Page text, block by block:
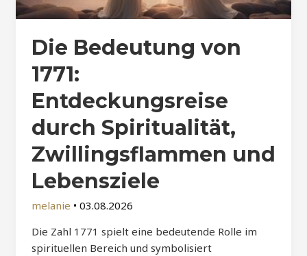
Die Bedeutung von
1771:
Entdeckungsreise
durch Spiritualität,
Zwillingsflammen und
Lebensziele
melanie • 03.08.2026
Die Zahl 1771 spielt eine bedeutende Rolle im
spirituellen Bereich und symbolisiert